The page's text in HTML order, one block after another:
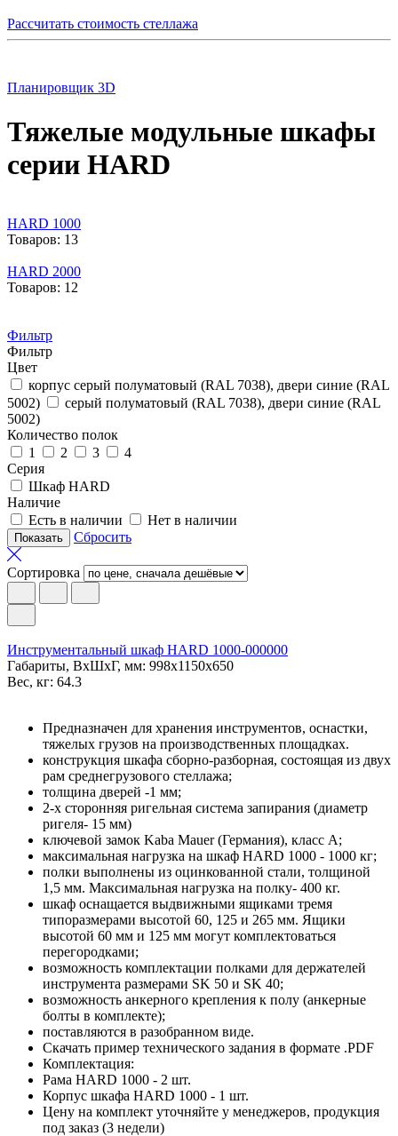
Рассчитать стоимость стеллажа
Планировщик 3D
Тяжелые модульные шкафы
серии HARD
HARD 1000
Товаров: 13
HARD 2000
Товаров: 12
Фильтр
Фильтр
Цвет
корпус серый полуматовый (RAL 7038), двери синие (RAL
5002)
серый полуматовый (RAL 7038), двери синие (RAL
5002)
Количество полок
1
2 3
4
Серия
Шкаф HARD
Наличие
Есть в наличии
Нет в наличии
Сбросить
Сортировка
Инструментальный шкаф HARD 1000-000000
Габариты, ВxШxГ, мм: 998x1150x650
Вес, кг: 64.3
Предназначен для хранения инструментов, оснастки,
тяжелых грузов на производственных площадках.
конструкция шкафа сборно-разборная, состоящая из двух
рам среднегрузового стеллажа;
толщина дверей -1 мм;
2-х сторонняя ригельная система запирания (диаметр
ригеля- 15 мм)
ключевой замок Kaba Mauer (Германия), класс A;
максимальная нагрузка на шкаф HARD 1000 - 1000 кг;
полки выполнены из оцинкованной стали, толщиной
1,5 мм. Максимальная нагрузка на полку- 400 кг.
шкаф оснащается выдвижными ящиками тремя
типоразмерами высотой 60, 125 и 265 мм. Ящики
высотой 60 мм и 125 мм могут комплектоваться
перегородками;
возможность комплектации полками для держателей
инструмента размерами SK 50 и SK 40;
возможность анкерного крепления к полу (анкерные
болты в комплекте);
поставляются в разобранном виде.
Скачать пример технического задания в формате .PDF
Комплектация:
Рама HARD 1000 - 2 шт.
Корпус шкафа HARD 1000 - 1 шт.
Цену на комплект уточняйте у менеджеров, продукция
под заказ (3 недели)